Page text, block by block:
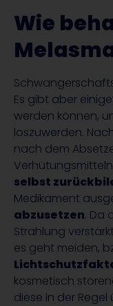
Wie
Es gibt aber
werden können,
loszuwerden.
nach dem
selbst
Medikament
abzusetzen. Da
Strahlung
es geht meiden,
kosmetisch
diese in der Regel